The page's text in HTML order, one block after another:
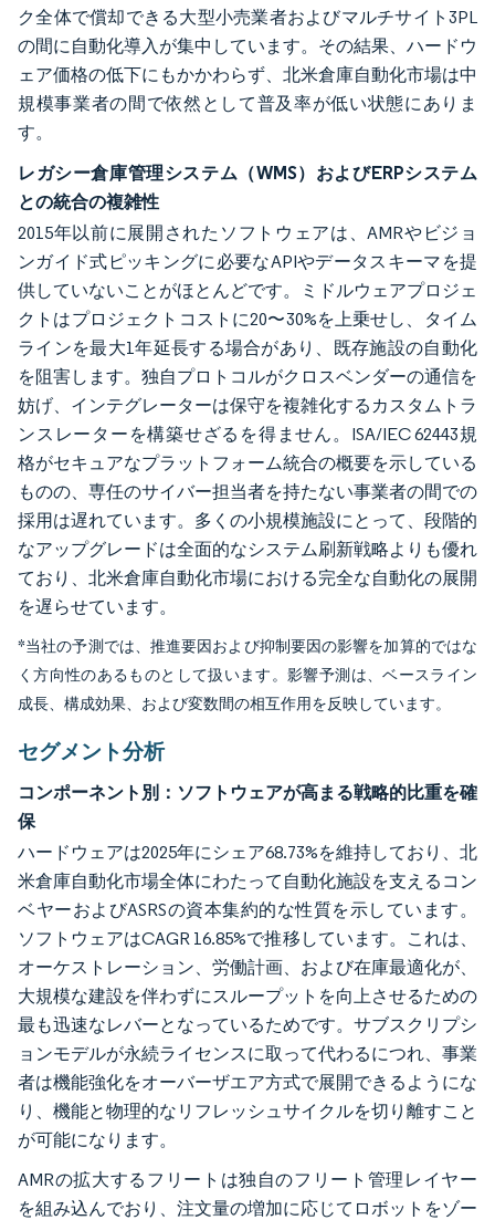
ク全体で償却できる大型小売業者およびマルチサイト3PL
の間に自動化導入が集中しています。その結果、ハードウ
ェア価格の低下にもかかわらず、北米倉庫自動化市場は中
規模事業者の間で依然として普及率が低い状態にありま
す。
レガシー倉庫管理システム（WMS）およびERPシステム
との統合の複雑性
2015年以前に展開されたソフトウェアは、AMRやビジョ
ンガイド式ピッキングに必要なAPIやデータスキーマを提
供していないことがほとんどです。ミドルウェアプロジェ
クトはプロジェクトコストに20〜30%を上乗せし、タイム
ラインを最大1年延長する場合があり、既存施設の自動化
を阻害します。独自プロトコルがクロスベンダーの通信を
妨げ、インテグレーターは保守を複雑化するカスタムトラ
ンスレーターを構築せざるを得ません。ISA/IEC 62443規
格がセキュアなプラットフォーム統合の概要を示している
ものの、専任のサイバー担当者を持たない事業者の間での
採用は遅れています。多くの小規模施設にとって、段階的
なアップグレードは全面的なシステム刷新戦略よりも優れ
ており、北米倉庫自動化市場における完全な自動化の展開
を遅らせています。
*当社の予測では、推進要因および抑制要因の影響を加算的ではな
く方向性のあるものとして扱います。影響予測は、ベースライン
成長、構成効果、および変数間の相互作用を反映しています。
セグメント分析
コンポーネント別：ソフトウェアが高まる戦略的比重を確
保
ハードウェアは2025年にシェア68.73%を維持しており、北
米倉庫自動化市場全体にわたって自動化施設を支えるコン
ベヤーおよびASRSの資本集約的な性質を示しています。
ソフトウェアはCAGR 16.85%で推移しています。これは、
オーケストレーション、労働計画、および在庫最適化が、
大規模な建設を伴わずにスループットを向上させるための
最も迅速なレバーとなっているためです。サブスクリプシ
ョンモデルが永続ライセンスに取って代わるにつれ、事業
者は機能強化をオーバーザエア方式で展開できるようにな
り、機能と物理的なリフレッシュサイクルを切り離すこと
が可能になります。
AMRの拡大するフリートは独自のフリート管理レイヤー
を組み込んでおり、注文量の増加に応じてロボットをゾー